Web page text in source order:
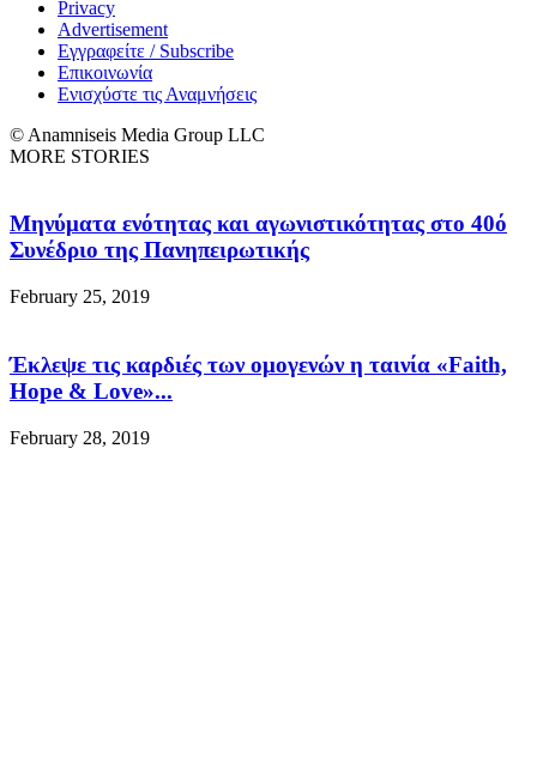
Privacy
Advertisement
Εγγραφείτε / Subscribe
Επικοινωνία
Ενισχύστε τις Αναμνήσεις
© Anamniseis Media Group LLC
MORE STORIES
Μηνύματα ενότητας και αγωνιστικότητας στο 40ό
Συνέδριο της Πανηπειρωτικής
February 25, 2019
Έκλεψε τις καρδιές των ομογενών η ταινία «Faith,
Hope & Love»...
February 28, 2019